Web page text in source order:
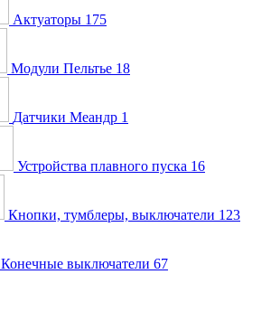
Актуаторы 175
Модули Пельтье 18
Датчики Меандр 1
Устройства плавного пуска 16
Кнопки, тумблеры, выключатели 123
Конечные выключатели 67